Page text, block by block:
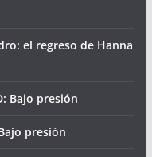
el regreso de Hanna
Bajo presión
presión